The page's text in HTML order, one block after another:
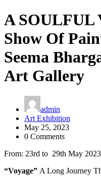
A SOULFUL
Show Of
Seema
Art Gallery
admin
Art Exhibition
May 25, 2023
0 Comments
From: 23rd to 29th May 2023
“Voyage” A Long Journey